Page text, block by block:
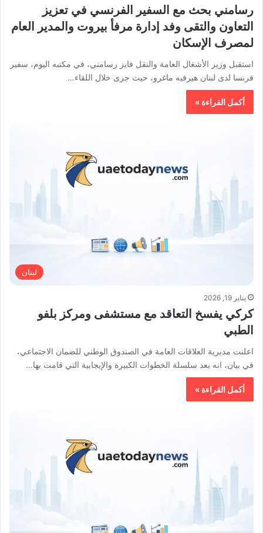
رسامني بحث مع السفير الفرنسي في تعزيز
التعاون والتقى وفد إدارة مرفأ بيروت والمدير العام
لمصرف الإسكان
استقبل وزير الأشغال العامة والنقل فايز رسامني، في مكتبه اليوم، سفير
فرنسا لدى لبنان هيرفيه ماغرو، حيث جرى خلال اللقاء…
أكمل القراءة »
لبنان
يناير 19, 2026
كركي يفسخ التعاقد مع مستشفى ومركز بلفو
الطبي
اعلنت مديرية العلاقات العامة في الصندوق الوطني للضمان الاجتماعي،
في بيان، انه بعد سلسلة الخطوات الكبيرة والإيجابية التي قامت بها…
أكمل القراءة »